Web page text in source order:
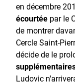
en décembre
écourtée par le
de montrer
Cercle Saint-
décide de le
Ludovic